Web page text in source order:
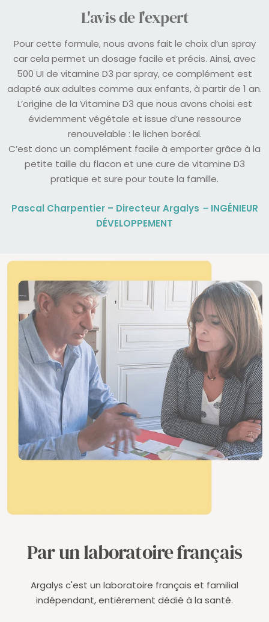
L'avis de l'expert
Pour cette formule, nous avons fait le choix d’un spray
car cela permet un dosage facile et précis. Ainsi, avec
500 UI de vitamine D3 par spray, ce complément est
adapté aux adultes comme aux enfants, à partir de 1 an.
L’origine de la Vitamine D3 que nous avons choisi est
évidemment végétale et issue d’une ressource
renouvelable : le lichen boréal.
C’est donc un complément facile à emporter grâce à la
petite taille du flacon et une cure de vitamine D3
pratique et sure pour toute la famille.
Pascal Charpentier – Directeur Argalys – INGÉNIEUR
DÉVELOPPEMENT
Par un laboratoire français
Argalys c'est un laboratoire français et familial
indépendant, entièrement dédié à la santé.